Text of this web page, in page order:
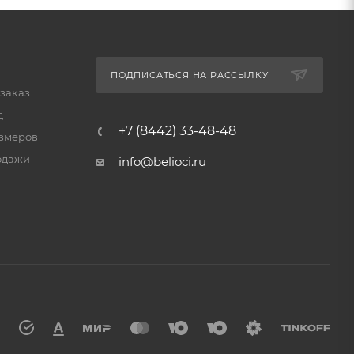
ПОДПИСАТЬСЯ НА РАССЫЛКУ
+7 (8442) 33-48-48
info@belioci.ru